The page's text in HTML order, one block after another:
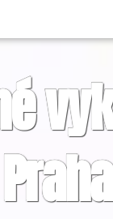
Praha